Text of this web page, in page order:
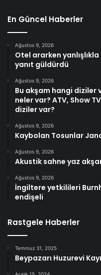
En Güncel Haberler
Ağustos 9, 2026
Otel ararken
yanıt güldürdü
Ağustos 9, 2026
Bu akşam hangi diziler
neler var? ATV, Show
diziler var?
Ağustos 9, 2026
Kaybolan Tosunlar
Ağustos 9, 2026
Akustik sahne yaz
Ağustos 9, 2026
İngiltere yetkilileri
endişeli
Rastgele Haberler
Temmuz 31, 2025
Beypazarı Huzurevi
Aralık 15, 2024